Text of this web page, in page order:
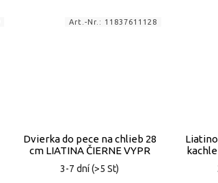
Dvierka do pece na chlieb 28
cm LIATINA ČIERNE VYPR
3-7 dní(>5 St)
Art.-Nr.: 11837611128